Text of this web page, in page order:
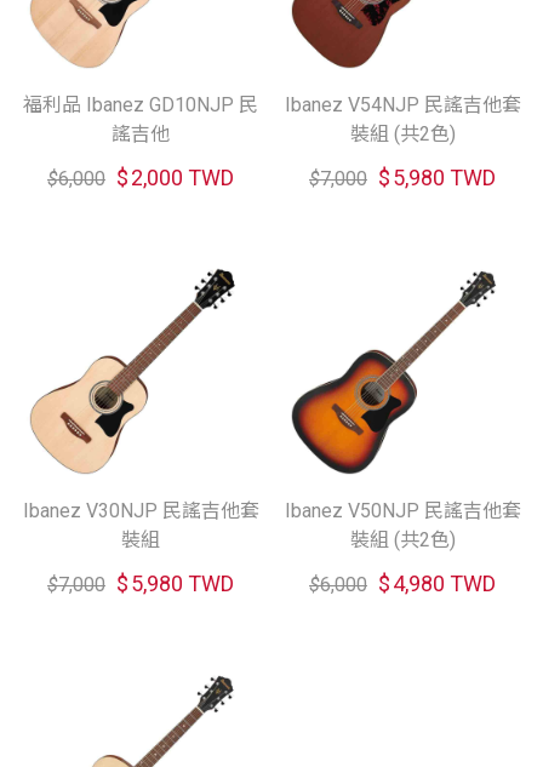
福利品 Ibanez GD10NJP 民
謠吉他
$6,000 $2,000 TWD
Ibanez V54NJP 民謠吉他套
裝組 (共2色)
$7,000 $5,980 TWD
Ibanez V30NJP 民謠吉他套
裝組
$7,000 $5,980 TWD
Ibanez V50NJP 民謠吉他套
裝組 (共2色)
$6,000 $4,980 TWD